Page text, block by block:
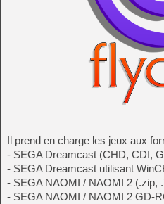
Il prend en charge les jeux aux
- SEGA Dreamcast (CHD, CDI,
- SEGA Dreamcast utilisant
- SEGA NAOMI / NAOMI 2 (.zip,
- SEGA NAOMI / NAOMI 2 GD-